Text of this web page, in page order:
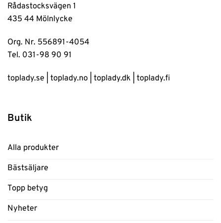
Rådastocksvägen 1
435 44 Mölnlycke
Org. Nr. 556891-4054
Tel. 031-98 90 91
toplady.se toplady.no toplady.dk toplady.fi
Butik
Alla produkter
Bästsäljare
Topp betyg
Nyheter